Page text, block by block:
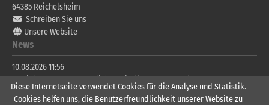
Diese Internetseite verwendet Cookies für die Analyse und Statistik.
Cookies helfen uns, die Benutzerfreundlichkeit unserer Website zu
64385 Reichelsheim
Schreiben Sie uns
Unsere Website
News
10.08.2026 11:56
Rodenstein e.V.